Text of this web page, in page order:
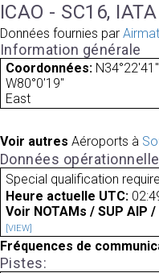
ICAO - SC16,
Données fournies par
Information générale
Coordonnées: N34°22'41"
W80°0'19"
East
Voir autres Aéroports à
Données
Special qualification
Heure actuelle UTC:
Voir NOTAMs / SUP
[VIEW]
Fréquences de
Pistes: